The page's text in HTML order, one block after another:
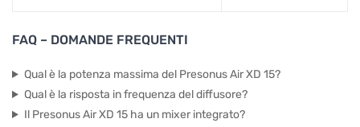
FAQ – DOMANDE FREQUENTI
Qual è la potenza massima del Presonus Air XD 15?
Qual è la risposta in frequenza del diffusore?
Il Presonus Air XD 15 ha un mixer integrato?